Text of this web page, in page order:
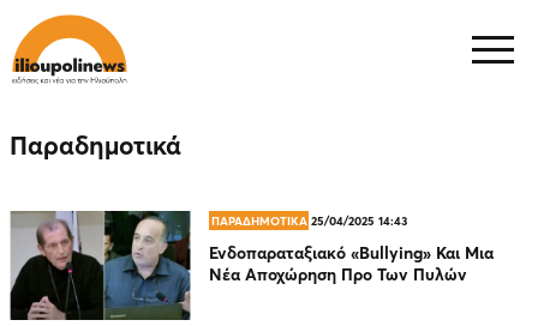
Παραδημοτικά
ΠΑΡΑΔΗΜΟΤΙΚΑ 25/04/2025 14:43
Ενδοπαραταξιακό «Bullying» Και Μια
Νέα Αποχώρηση Προ Των Πυλών